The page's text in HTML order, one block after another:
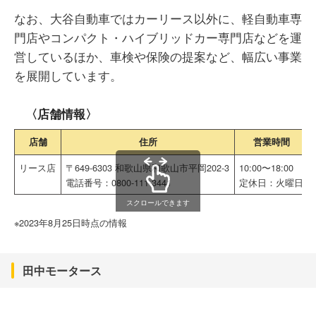
なお、大谷自動車ではカーリース以外に、軽自動車専
門店やコンパクト・ハイブリッドカー専門店などを運
営しているほか、車検や保険の提案など、幅広い事業
を展開しています。
〈店舗情報〉
店舗 住所 営業時間
リース店
〒649-6303 和歌山県和歌山市平岡202-3
電話番号：0800-111-3441
10:00〜18:00
定休日：火曜日
スクロールできます
※2023年8月25日時点の情報
田中モータース